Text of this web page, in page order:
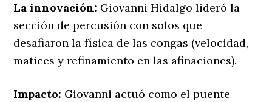
La innovación: Giovanni Hidalgo lideró la
sección de percusión con solos que
desafiaron la física de las congas (velocidad,
matices y refinamiento en las afinaciones).
Impacto: Giovanni actuó como el puente